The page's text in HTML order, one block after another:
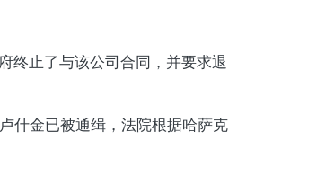
终止了与该公司合同，并要求退
什金已被通缉，法院根据哈萨克